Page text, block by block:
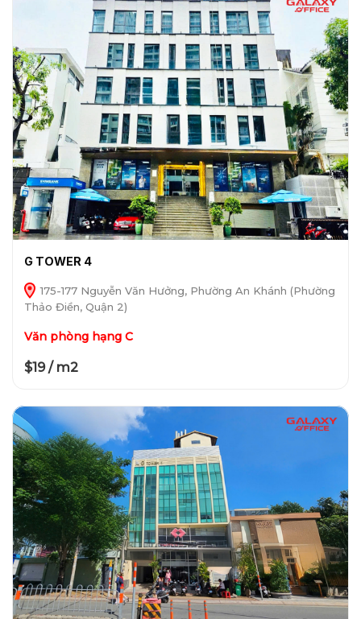
G TOWER 4
175-177 Nguyễn Văn Hưởng, Phường An Khánh (Phường
Thảo Điền, Quận 2)
Văn phòng hạng C
$19 / m2